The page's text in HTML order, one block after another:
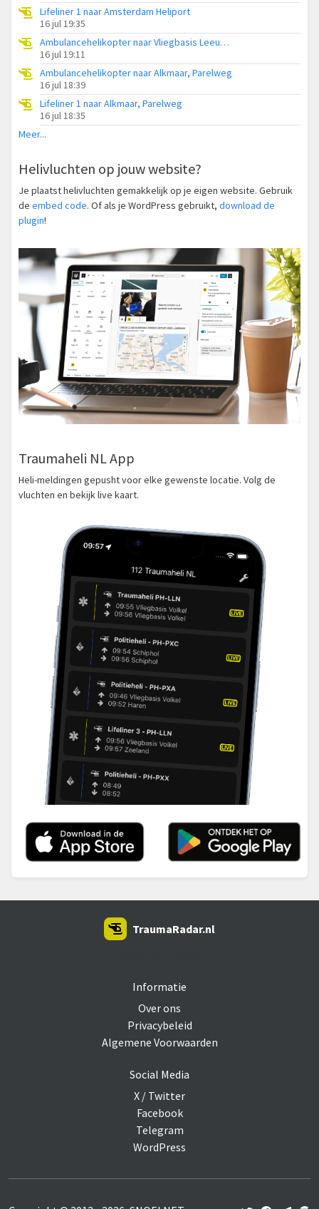
Lifeliner 1 naar Amsterdam Heliport
16 jul 19:35
Ambulancehelikopter naar Vliegbasis Leeuwarden
16 jul 19:11
Ambulancehelikopter naar Alkmaar, Parelweg
16 jul 18:39
Lifeliner 1 naar Alkmaar, Parelweg
16 jul 18:35
Meer...
Helivluchten op jouw website?
Je plaatst helivluchten gemakkelijk op je eigen website. Gebruik
de embed code. Of als je WordPress gebruikt, download de
plugin!
Traumaheli NL App
Heli-meldingen gepusht voor elke gewenste locatie. Volg de
vluchten en bekijk live kaart.
Informatie
Over ons
Privacybeleid
Algemene Voorwaarden
Social Media
X / Twitter
Facebook
Telegram
WordPress
TraumaRadar.nl